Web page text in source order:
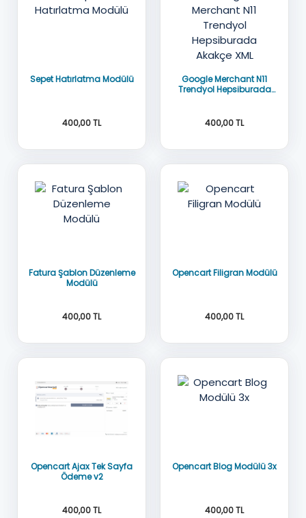
AÇIK KAYNAK
AÇIK KAYNAK KOD
Sepet Hatırlatma Modülü
400,00 TL
OC 3x
AÇIK KAYNAK KOD
Google Merchant N11
Trendyol Hepsiburada
400,00 TL
Oc3x-2x-2.3x-2.1x
AÇIK KAYNAK KOD
Fatura Şablon Düzenleme
Modülü
400,00 TL
AÇIK KAYNAK KOD
Opencart Filigran Modülü
400,00 TL
AÇIK KAYNAK KOD
Opencart Ajax Tek Sayfa
Ödeme v2
400,00 TL
Opencart Blog Modülü 3x
400,00 TL